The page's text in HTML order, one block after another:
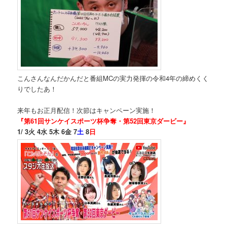
こんさんなんだかんだと番組MCの実力発揮の令和4年の締めくく
りでしたあ！
来年もお正月配信！次節はキャンペーン実施！
『第61回サンケイスポーツ杯争奪・第52回東京ダービー』
1/ 3火 4水 5木 6金 7土 8日